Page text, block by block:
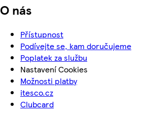
O nás
Přístupnost
Podívejte se, kam doručujeme
Poplatek za službu
Nastavení Cookies
Možnosti platby
itesco.cz
Clubcard